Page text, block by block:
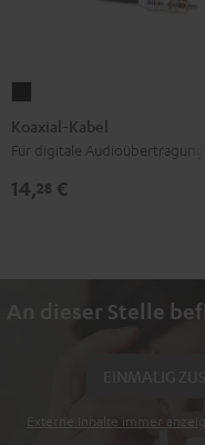
Kabel
Schwarz
Koaxial-Kabel
Für digitale Audioübertragung
14,28 €
An dieser Stelle
Externe Inhalte immer